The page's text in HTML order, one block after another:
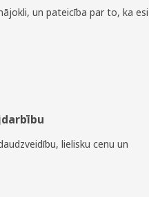
un pateicība par to, ka esi
lielisku cenu un